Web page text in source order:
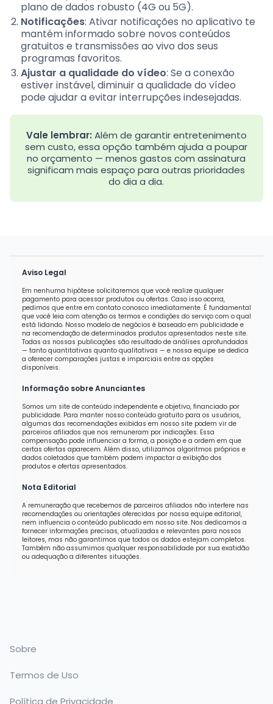
plano de dados robusto (4G ou 5G).
Notificações: Ativar notificações no aplicativo te
mantém informado sobre novos conteúdos
gratuitos e transmissões ao vivo dos seus
programas favoritos.
Ajustar a qualidade do vídeo: Se a conexão
estiver instável, diminuir a qualidade do vídeo
pode ajudar a evitar interrupções indesejadas.
Vale lembrar: Além de garantir entretenimento
sem custo, essa opção também ajuda a poupar
no orçamento — menos gastos com assinatura
significam mais espaço para outras prioridades
do dia a dia.
Aviso Legal
Em nenhuma hipótese solicitaremos que você realize qualquer
pagamento para acessar produtos ou ofertas. Caso isso ocorra,
pedimos que entre em contato conosco imediatamente. É fundamental
que você leia com atenção os termos e condições do serviço com o qual
está lidando. Nosso modelo de negócios é baseado em publicidade e
na recomendação de determinados produtos apresentados neste site.
Todas as nossas publicações são resultado de análises aprofundadas
— tanto quantitativas quanto qualitativas — e nossa equipe se dedica
a oferecer comparações justas e imparciais entre as opções
disponíveis.
Informação sobre Anunciantes
Somos um site de conteúdo independente e objetivo, financiado por
publicidade. Para manter nosso conteúdo gratuito para os usuários,
algumas das recomendações exibidas em nosso site podem vir de
parceiros afiliados que nos remuneram por indicações. Essa
compensação pode influenciar a forma, a posição e a ordem em que
certas ofertas aparecem. Além disso, utilizamos algoritmos próprios e
dados coletados que também podem impactar a exibição dos
produtos e ofertas apresentados.
Nota Editorial
A remuneração que recebemos de parceiros afiliados não interfere nas
recomendações ou orientações oferecidas por nossa equipe editorial,
nem influencia o conteúdo publicado em nosso site. Nos dedicamos a
fornecer informações precisas, atualizadas e relevantes para nossos
leitores, mas não garantimos que todos os dados estejam completos.
Também não assumimos qualquer responsabilidade por sua exatidão
ou adequação a diferentes situações.
Sobre
Termos de Uso